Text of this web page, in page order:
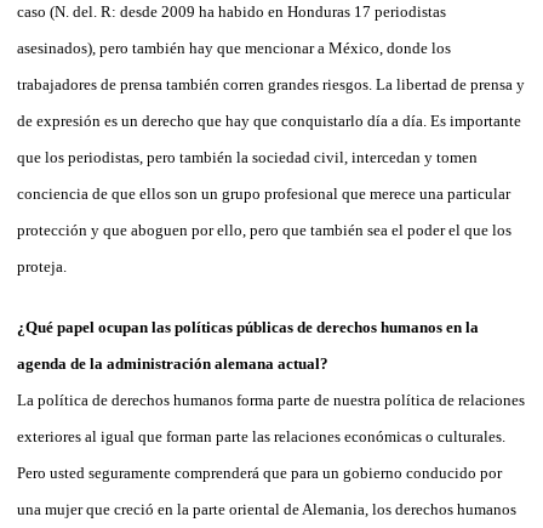
caso (N. del. R: desde 2009 ha habido en Honduras 17 periodistas
asesinados), pero también hay que mencionar a México, donde los
trabajadores de prensa también corren grandes riesgos. La libertad de prensa y
de expresión es un derecho que hay que conquistarlo día a día. Es importante
que los periodistas, pero también la sociedad civil, intercedan y tomen
conciencia de que ellos son un grupo profesional que merece una particular
protección y que aboguen por ello, pero que también sea el poder el que los
proteja.
¿Qué papel ocupan las políticas públicas de derechos humanos en la
agenda de la administración alemana actual?
La política de derechos humanos forma parte de nuestra política de relaciones
exteriores al igual que forman parte las relaciones económicas o culturales.
Pero usted seguramente comprenderá que para un gobierno conducido por
una mujer que creció en la parte oriental de Alemania, los derechos humanos